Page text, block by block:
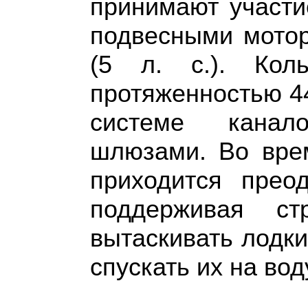
принимают
подвесными
(5 л. с.).
протяженностью
системе
шлюзами. Во
приходится
поддерживая
вытаскивать
спускать их на